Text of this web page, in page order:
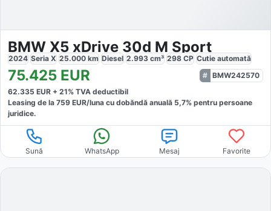
BMW X5 xDrive 30d M Sport
2024 Seria X 25.000 km Diesel 2.993 cm³ 298 CP Cutie automată
75.425 EUR
BMW242570
62.335 EUR + 21% TVA deductibil
Leasing de la 759 EUR/luna cu dobăndă anuală 5,7% pentru persoane
juridice.
Sună WhatsApp Mesaj Favorite